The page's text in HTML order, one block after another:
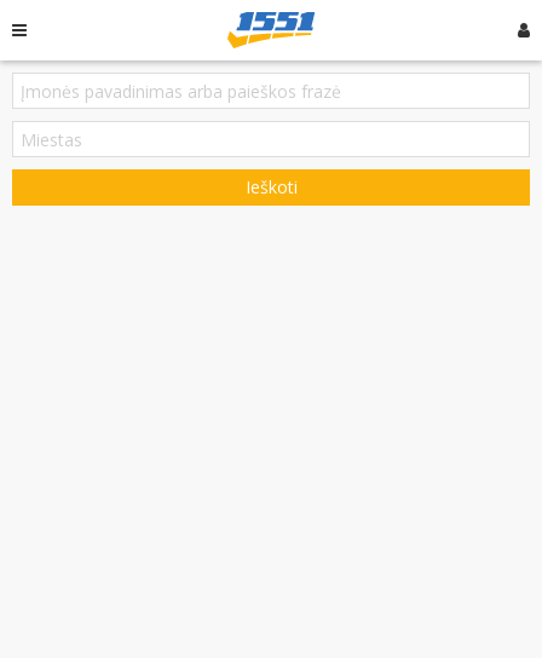
Ieškoti